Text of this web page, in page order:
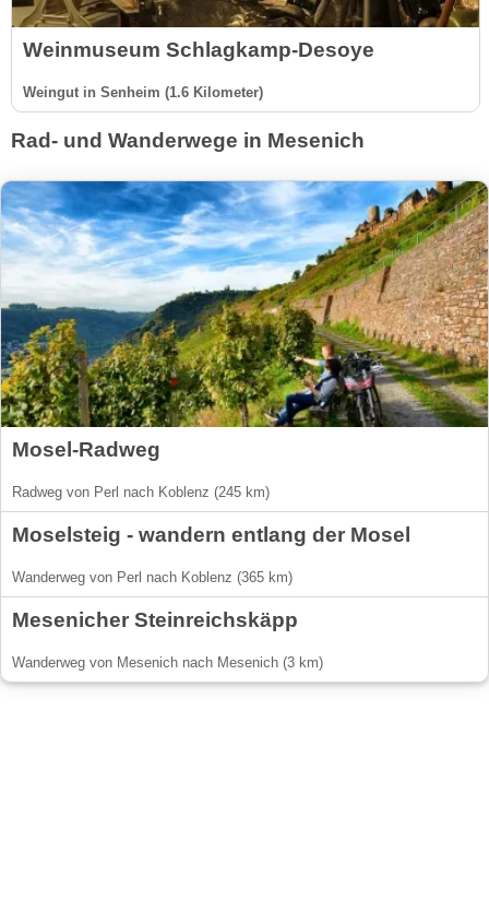
Weinmuseum Schlagkamp-Desoye
Weingut in Senheim (1.6 Kilometer)
Rad- und Wanderwege in Mesenich
Mosel-Radweg
Radweg von Perl nach Koblenz (245 km)
Moselsteig - wandern entlang der Mosel
Wanderweg von Perl nach Koblenz (365 km)
Mesenicher Steinreichskäpp
Wanderweg von Mesenich nach Mesenich (3 km)